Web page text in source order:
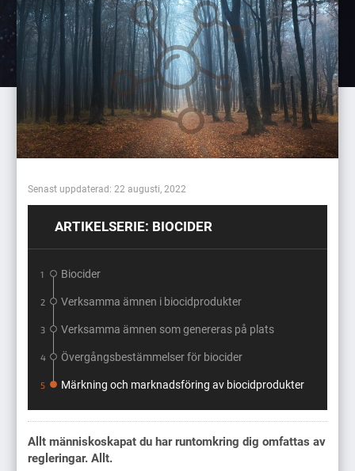
Senast uppdaterad: 22 augusti, 2022
ARTIKELSERIE: BIOCIDER
1 Biocider
2 Verksamma ämnen i biocidprodukter
3 Verksamma ämnen som genereras på plats
4 Övergångs­bestämmelser för biocider
5 Märkning och marknadsföring av biocidprodukter
Allt människoskapat du har runtomkring dig omfattas av
regleringar. Allt.